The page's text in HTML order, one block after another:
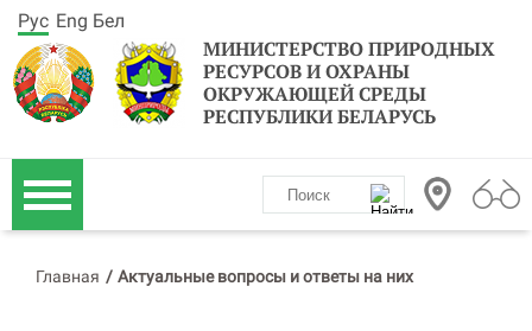
МИНИСТЕРСТВО ПРИРОДНЫХ
РЕСУРСОВ И ОХРАНЫ
ОКРУЖАЮЩЕЙ СРЕДЫ
РЕСПУБЛИКИ БЕЛАРУСЬ
Рус Eng Бел
Главная / Актуальные вопросы и ответы на них